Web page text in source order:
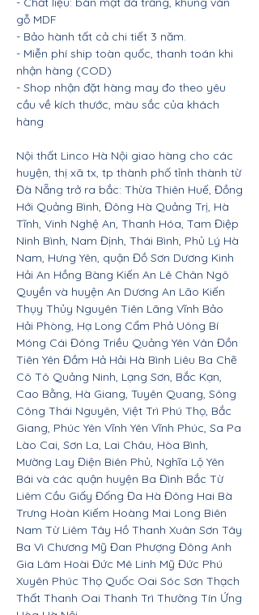
gỗ MDF
- Bảo hành tất cả chi tiết 3 năm.
- Miễn phí ship toàn quốc, thanh toán khi
nhận hàng (COD)
- Shop nhận đặt hàng may đo theo yêu
cầu về kích thước, màu sắc của khách
hàng
Nội thất Linco Hà Nội giao hàng cho các
huyện, thị xã tx, tp thành phố tỉnh thành từ
Đà Nẵng trở ra bắc: Thừa Thiên Huế, Đồng
Hới Quảng Bình, Đông Hà Quảng Trị, Hà
Tĩnh, Vinh Nghệ An, Thanh Hóa, Tam Điệp
Ninh Bình, Nam Định, Thái Bình, Phủ Lý Hà
Nam, Hưng Yên, quận Đồ Sơn Dương Kinh
Hải An Hồng Bàng Kiến An Lê Chân Ngô
Quyền và huyện An Dương An Lão Kiến
Thụy Thủy Nguyên Tiên Lãng Vĩnh Bảo
Hải Phòng, Hạ Long Cẩm Phả Uông Bí
Móng Cái Đông Triều Quảng Yên Vân Đồn
Tiên Yên Đầm Hả Hải Hà Bình Liêu Ba Chẽ
Cô Tô Quảng Ninh, Lạng Sơn, Bắc Kạn,
Cao Bằng, Hà Giang, Tuyên Quang, Sông
Công Thái Nguyên, Việt Trì Phú Thọ, Bắc
Giang, Phúc Yên Vĩnh Yên Vĩnh Phúc, Sa Pa
Lào Cai, Sơn La, Lai Châu, Hòa Bình,
Mường Lay Điện Biên Phủ, Nghĩa Lộ Yên
Bái và các quận huyện Ba Đình Bắc Từ
Liêm Cầu Giấy Đống Đa Hà Đông Hai Bà
Trưng Hoàn Kiếm Hoàng Mai Long Biên
Nam Từ Liêm Tây Hồ Thanh Xuân Sơn Tây
Ba Vì Chương Mỹ Đan Phượng Đông Anh
Gia Lâm Hoài Đức Mê Linh Mỹ Đức Phú
Xuyên Phúc Thọ Quốc Oai Sóc Sơn Thạch
Thất Thanh Oai Thanh Trì Thường Tín Ứng